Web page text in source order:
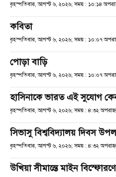
বৃহস্পতিবার, আগস্ট ৬, ২০২৬; সময় : ১০:১৪
কবিতা
বৃহস্পতিবার, আগস্ট ৬, ২০২৬; সময় : ১০:০৭
পোড়া বাড়ি
বৃহস্পতিবার, আগস্ট ৬, ২০২৬; সময় : ১০:০৭
হাসিনাকে ভারত এই সুযোগ
বৃহস্পতিবার, আগস্ট ৬, ২০২৬; সময় : ৪:৩২ অপরাহ্ণ
সিভাসু বিশ্ববিদ্যালয় দিবস
বৃহস্পতিবার, আগস্ট ৬, ২০২৬; সময় : ৪:৩২ অপরাহ্ণ
উখিয়া সীমান্তে মাইন